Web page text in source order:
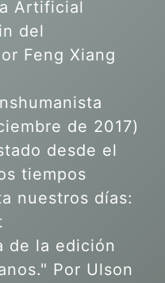
Artificial
del
Feng Xiang
de 2017)
desde el
tiempos
nuestros días:
de la edición
Por Ulson